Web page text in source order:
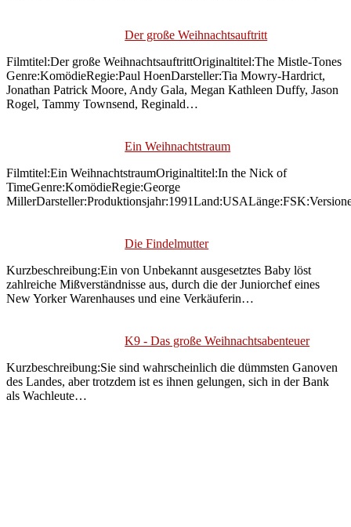
Der große Weihnachtsauftritt
Filmtitel:Der große WeihnachtsauftrittOriginaltitel:The Mistle-Tones
Genre:KomödieRegie:Paul HoenDarsteller:Tia Mowry-Hardrict,
Jonathan Patrick Moore, Andy Gala, Megan Kathleen Duffy, Jason
Rogel, Tammy Townsend, Reginald…
Ein Weihnachtstraum
Filmtitel:Ein WeihnachtstraumOriginaltitel:In the Nick of
TimeGenre:KomödieRegie:George
Die Findelmutter
Kurzbeschreibung:Ein von Unbekannt ausgesetztes Baby löst
zahlreiche Mißverständnisse aus, durch die der Juniorchef eines
New Yorker Warenhauses und eine Verkäuferin…
K9 - Das große Weihnachtsabenteuer
Kurzbeschreibung:Sie sind wahrscheinlich die dümmsten Ganoven
des Landes, aber trotzdem ist es ihnen gelungen, sich in der Bank
als Wachleute…